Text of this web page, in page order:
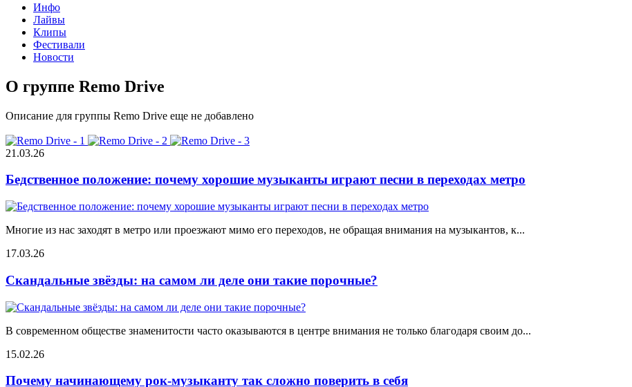
Инфо
Лайвы
Клипы
Фестивали
Новости
О группе Remo Drive
Описание для группы Remo Drive еще не добавлено
21.03.26
Бедственное положение: почему хорошие музыканты играют песни в переходах метро
Многие из нас заходят в метро или проезжают мимо его переходов, не обращая внимания на музыкантов, к...
17.03.26
Скандальные звёзды: на самом ли деле они такие порочные?
В современном обществе знаменитости часто оказываются в центре внимания не только благодаря своим до...
15.02.26
Почему начинающему рок-музыканту так сложно поверить в себя